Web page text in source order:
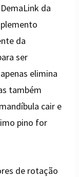
da
da
ser
elimina
também
cair e
pino for
de rotação